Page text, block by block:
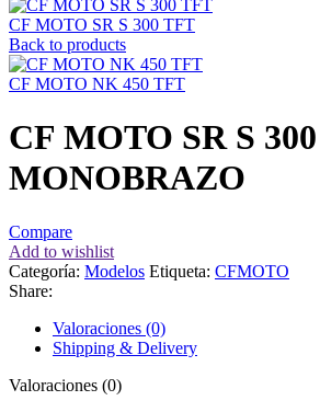
CF MOTO SR S 300 TFT
Back to products
CF MOTO NK 450 TFT
CF MOTO SR S 300
MONOBRAZO
Compare
Add to wishlist
Categoría: Modelos Etiqueta: CFMOTO
Share:
Valoraciones (0)
Shipping & Delivery
Valoraciones (0)